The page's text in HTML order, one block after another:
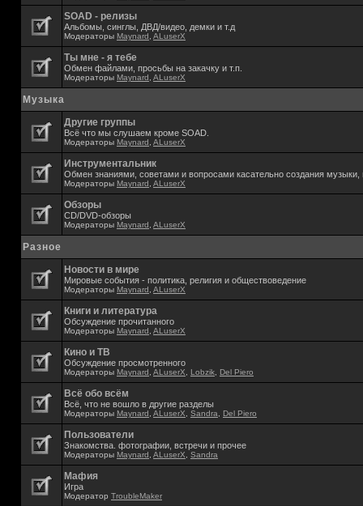
SOAD - релизы
Альбомы, синглы, ДВД/видео, демки и т.д
Модераторы Maynard ALuserX
Ты мне - я тебе
Обмен файлами, просьбы на закачку и т.п.
Модераторы Maynard ALuserX
Музыка
Другие группы
Всё что мы слушаем кроме SOAD.
Модераторы Maynard ALuserX
Инструментальник
Обмен знаниями, советами и вопросами касательно создания музыки,
Модераторы Maynard ALuserX
Обзоры
CD/DVD-обзоры
Модераторы Maynard ALuserX
Разное
Новости в мире
Мировые события - политика, религия и обществоведение
Модераторы Maynard ALuserX
Книги и литература
Обсуждение прочитанного
Модераторы Maynard ALuserX
Кино и ТВ
Обсуждение просмотренного
Модераторы Maynard ALuserX Lobzik Del Piero
Всё обо всём
Всё, что не вошло в другие разделы
Модераторы Maynard ALuserX Sandra Del Piero
Пользователи
Знакомства. фотографии, встречи и прочее
Модераторы Maynard ALuserX Sandra
Мафия
Игра
Модератор TroubleMaker